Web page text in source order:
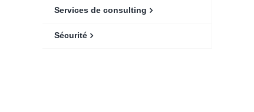
Services de consulting
Sécurité